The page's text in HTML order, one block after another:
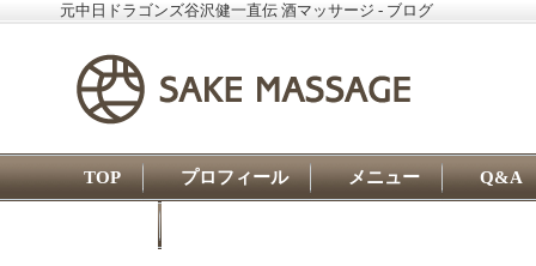
元中日ドラゴンズ谷沢健一直伝 酒マッサージ - ブログ
TOP プロフィール メニュー Q&A